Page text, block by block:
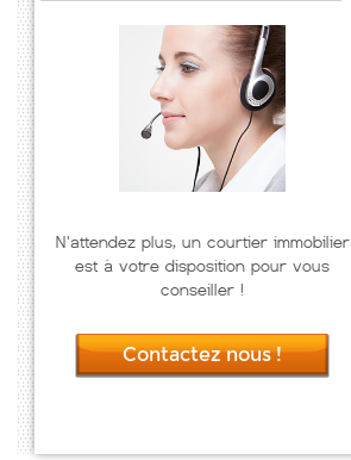
N'attendez plus, un courtier immobilier
est à votre disposition pour vous
conseiller !
Contactez nous !